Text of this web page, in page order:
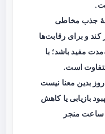
جذب مخاطی
و برای رقابت‌ها
مفید باشد؛ با
است.
بدین معنا نیست
بازیابی یا کاهش
عضلانی در ۲۴–۴۸ ساعت منجر